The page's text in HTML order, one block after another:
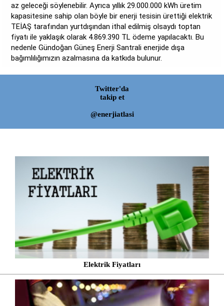
az geleceği söylenebilir. Ayrıca yıllık 29.000.000 kWh üretim
kapasitesine sahip olan böyle bir enerji tesisin ürettiği elektrik
TEİAŞ tarafından yurtdışından ithal edilmiş olsaydı toptan
fiyatı ile yaklaşık olarak 4.869.390 TL ödeme yapılacaktı. Bu
nedenle Gündoğan Güneş Enerji Santrali enerjide dışa
bağımlılığımızın azalmasına da katkıda bulunur.
Twitter'da
takip et
@enerjiatlasi
Elektrik Fiyatları